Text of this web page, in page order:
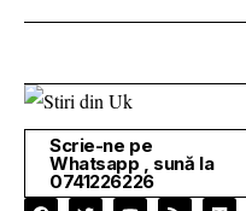
Scrie-ne pe
Whatsapp , sună la
0741226226